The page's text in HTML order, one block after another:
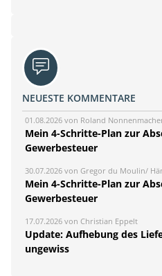
NEUESTE KOMMENTARE
01.08.2026 von Roland
Mein 4-Schritte-Plan zur
Gewerbesteuer
30.07.2026 von Gregor du Moulin/
Mein 4-Schritte-Plan zur
Gewerbesteuer
17.07.2026 von Christian Eppelt
Update: Aufhebung des
ungewiss